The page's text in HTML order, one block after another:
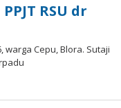
RSU dr
Cepu, Blora. Sutaji